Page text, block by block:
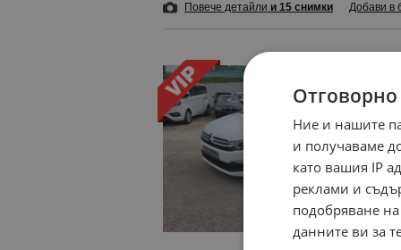
Повече детайли и 15 снимки Добави в
Ние и нашите
и получаваме
като вашия IP
реклами и
подобряване на
данните ви за